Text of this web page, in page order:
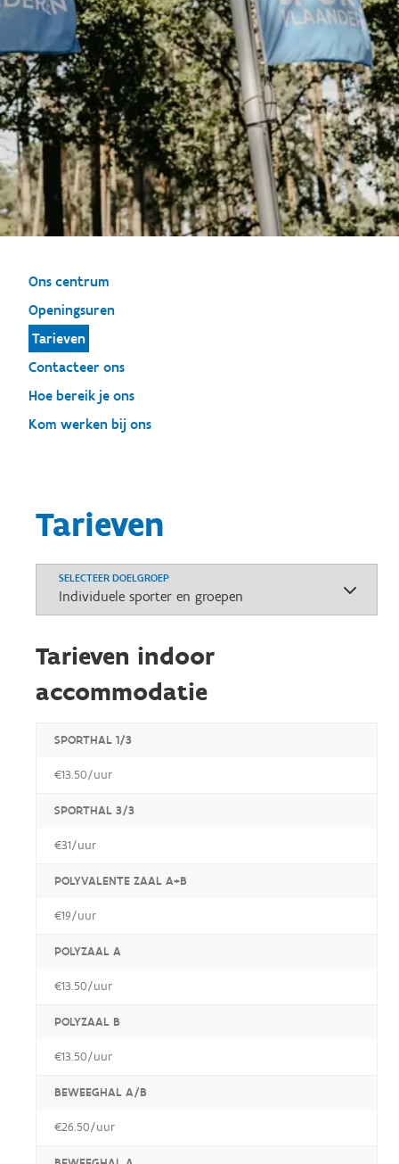
Ons centrum
Openingsuren
Tarieven
Contacteer ons
Hoe bereik je ons
Kom werken bij ons
Tarieven
SELECTEER DOELGROEP
Tarieven indoor
accommodatie
SPORTHAL 1/3
€13.50/uur
SPORTHAL 3/3
€31/uur
POLYVALENTE ZAAL A+B
€19/uur
POLYZAAL A
€13.50/uur
POLYZAAL B
€13.50/uur
BEWEEGHAL A/B
€26.50/uur